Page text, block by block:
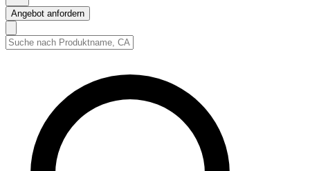
Angebot anfordern